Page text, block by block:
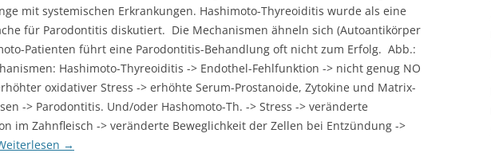
mit systemischen Erkrankungen. Hashimoto-Thyreoiditis wurde als eine
für Parodontitis diskutiert. Die Mechanismen ähneln sich (Autoantikörper
Patienten führt eine Parodontitis-Behandlung oft nicht zum Erfolg. Abb.:
Hashimoto-Thyreoiditis -> Endothel-Fehlfunktion -> nicht genug NO
oxidativer Stress -> erhöhte Serum-Prostanoide, Zytokine und Matrix-
-> Parodontitis. Und/oder Hashomoto-Th. -> Stress -> veränderte
im Zahnfleisch -> veränderte Beweglichkeit der Zellen bei Entzündung ->
→